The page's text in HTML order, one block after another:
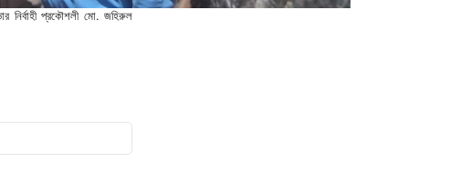
নির্বাহী প্রকৌশলী মো. জহিরুল